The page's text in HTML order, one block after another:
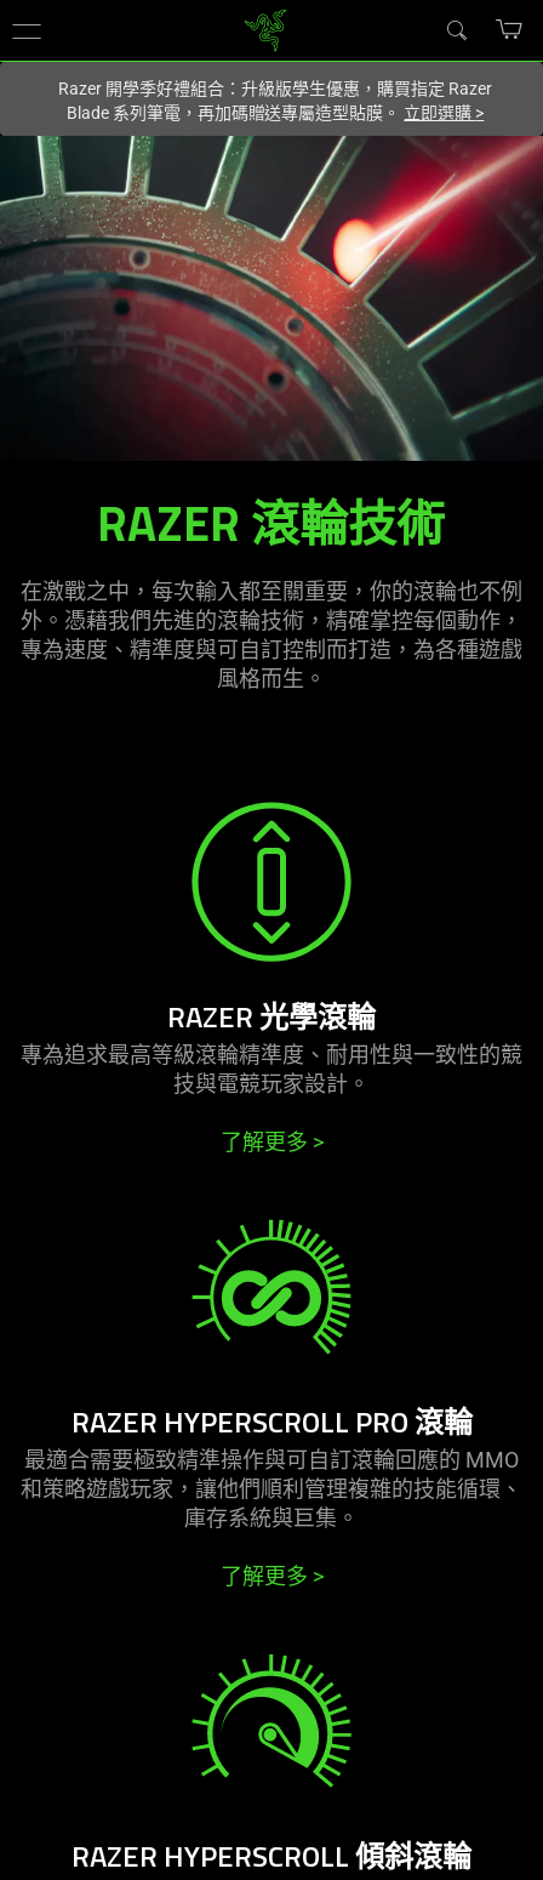
的網站.
Razer 開學季好禮組合：升級版學生優惠，購買指定 Razer
Blade 系列筆電，再加碼贈送專屬造型貼膜。 立即選購 >
技
術
RAZER 滾輪技術
在激戰之中，每次輸入都至關重要，你的滾輪也不例
外。憑藉我們先進的滾輪技術，精確掌控每個動作，
專為速度、精準度與可自訂控制而打造，為各種遊戲
風格而生 。
RAZER 光學滾輪
專為追求最高等級滾輪精準度、耐用性與一致性的競
技與電競玩家設計 。
了解更多 >
RAZER HYPERSCROLL PRO滾輪
最適合需要極致精準操作與可自訂滾輪回應的 MMO
和策略遊戲玩家，讓他們順利管理複雜的技能循環、
庫存系統與巨集 。
了解更多 >
RAZER HYPERSCROLL 傾斜滾輪